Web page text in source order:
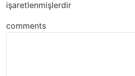
işaretlenmişlerdir
comments